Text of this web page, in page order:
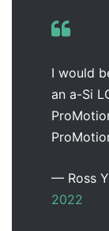
I would
an a-Si
— Ross
2022